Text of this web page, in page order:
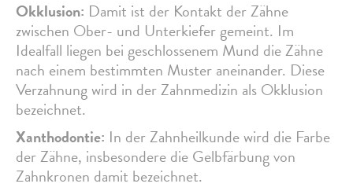
Okklusion: Damit ist der Kontakt der Zähne
zwischen Ober- und Unterkiefer gemeint. Im
Idealfall liegen bei geschlossenem Mund die Zähne
nach einem bestimmten Muster aneinander. Diese
Verzahnung wird in der Zahnmedizin als Okklusion
bezeichnet.
Xanthodontie: In der Zahnheilkunde wird die Farbe
der Zähne, insbesondere die Gelbfärbung von
Zahnkronen damit bezeichnet.